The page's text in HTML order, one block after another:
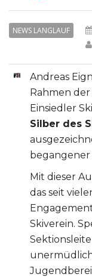
NEWS LANGLAUF
Andreas
Rahmen
Einsiedler
Silber des
begangener
Mit dieser
das seit
Skiverein.